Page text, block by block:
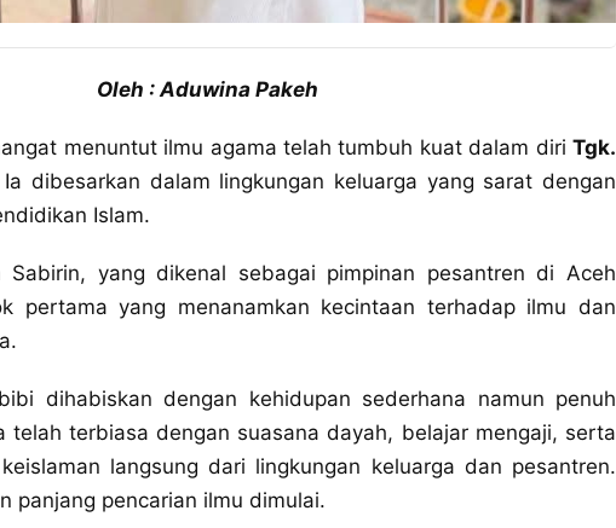
Oleh : Aduwina Pakeh
menuntut ilmu agama telah tumbuh kuat dalam diri Tgk.
dibesarkan dalam lingkungan keluarga yang sarat dengan
Islam.
Sabirin, yang dikenal sebagai pimpinan pesantren di Aceh
pertama yang menanamkan kecintaan terhadap ilmu dan
dihabiskan dengan kehidupan sederhana namun penuh
telah terbiasa dengan suasana dayah, belajar mengaji, serta
langsung dari lingkungan keluarga dan pesantren.
panjang pencarian ilmu dimulai.